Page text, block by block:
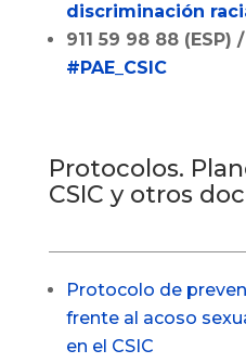
discriminación
911 59 98 88 (ESP)
#PAE_CSIC
Protocolos.
CSIC y otros
Protocolo de
frente al acoso
en el CSIC